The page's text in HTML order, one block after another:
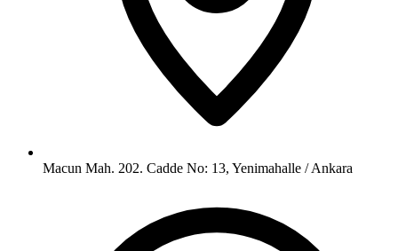
Macun Mah. 202. Cadde No: 13, Yenimahalle / Ankara